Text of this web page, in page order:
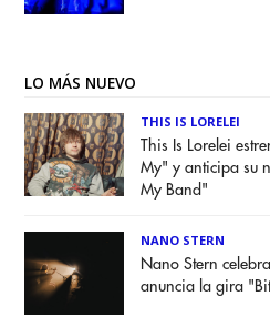
LO MÁS NUEVO
THIS IS LORELEI
This Is Lorelei
My" y anticipa su
My Band"
NANO STERN
Nano Stern
anuncia la gira